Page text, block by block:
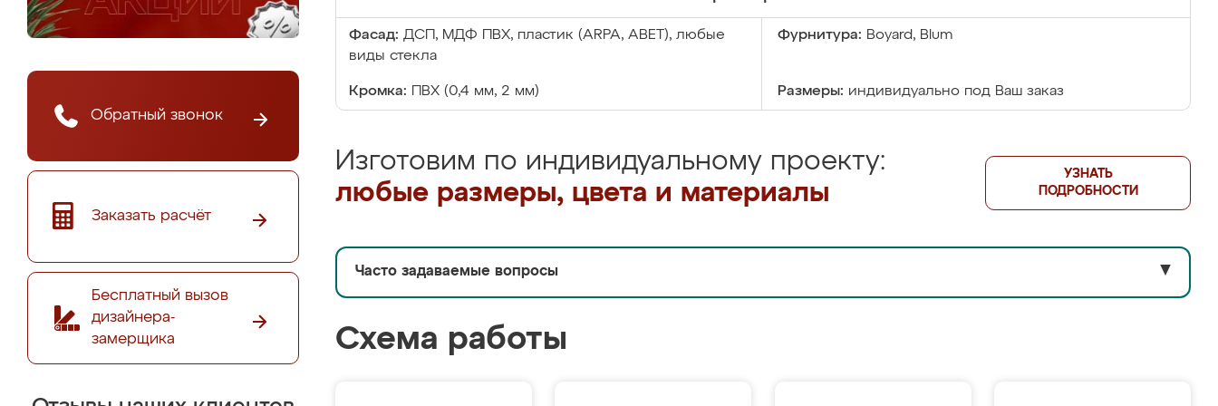
Обратный звонок
Заказать расчёт
Бесплатный вызов
дизайнера-
замерщика
Фасад: ДСП, МДФ ПВХ, пластик (ARPA, ABET), любые
виды стекла
Фурнитура: Boyard, Blum
Кромка: ПВХ (0,4 мм, 2 мм) Размеры: индивидуально под Ваш заказ
Изготовим по индивидуальному проекту:
любые размеры, цвета и материалы
УЗНАТЬ
ПОДРОБНОСТИ
Часто задаваемые вопросы ▼
Схема работы